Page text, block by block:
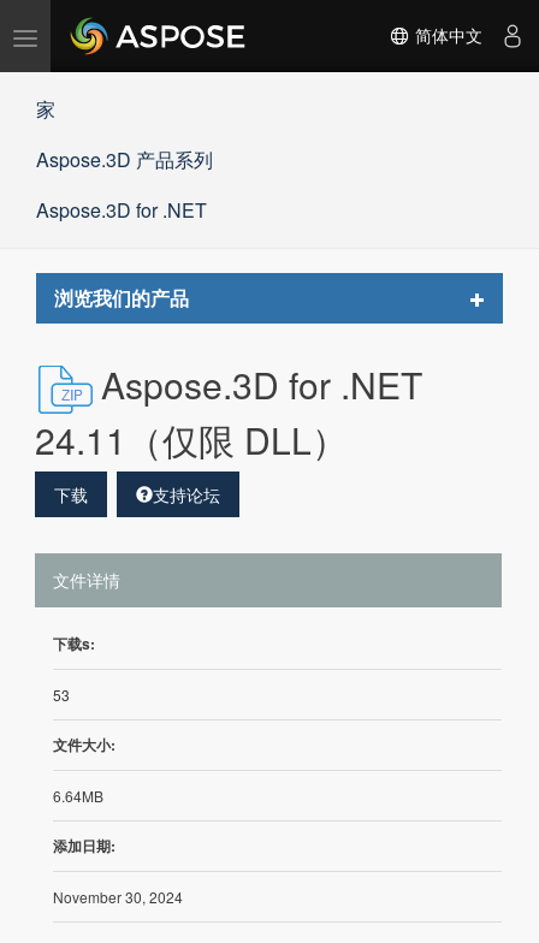
切
航
简体中文
家
Aspose.3D 产品系列
Aspose.3D for .NET
浏览我们的产品
Toggle
Aspose.3D for .NET
24.11（仅限 DLL）
下载 支持论坛
文件详情
下载s:
53
文件大小:
6.64MB
添加日期:
November 30, 2024